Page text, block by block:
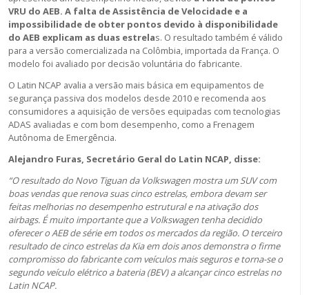
VRU do AEB. A falta de Assistência de Velocidade e a
impossibilidade de obter pontos devido à disponibilidade
do AEB explicam as duas estrelas. O resultado também é válido
para a versão comercializada na Colômbia, importada da França. O
modelo foi avaliado por decisão voluntária do fabricante.
O Latin NCAP avalia a versão mais básica em equipamentos de
segurança passiva dos modelos desde 2010 e recomenda aos
consumidores a aquisição de versões equipadas com tecnologias
ADAS avaliadas e com bom desempenho, como a Frenagem
Autônoma de Emergência.
Alejandro Furas, Secretário Geral do Latin NCAP, disse:
“O resultado do Novo Tiguan da Volkswagen mostra um SUV com
boas vendas que renova suas cinco estrelas, embora devam ser
feitas melhorias no desempenho estrutural e na ativação dos
airbags. É muito importante que a Volkswagen tenha decidido
oferecer o AEB de série em todos os mercados da região. O terceiro
resultado de cinco estrelas da Kia em dois anos demonstra o firme
compromisso do fabricante com veículos mais seguros e torna-se o
segundo veículo elétrico a bateria (BEV) a alcançar cinco estrelas no
Latin NCAP.